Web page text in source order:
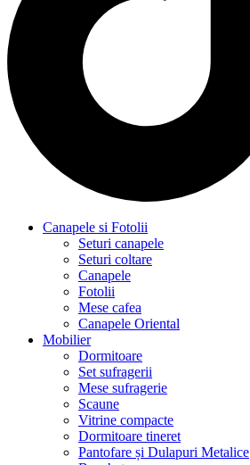
Canapele si Fotolii
Seturi canapele
Seturi coltare
Canapele
Fotolii
Mese cafea
Canapele Oriental
Mobilier
Dormitoare
Set sufragerii
Mese sufragerie
Scaune
Vitrine compacte
Dormitoare tineret
Pantofare și Dulapuri Metalice